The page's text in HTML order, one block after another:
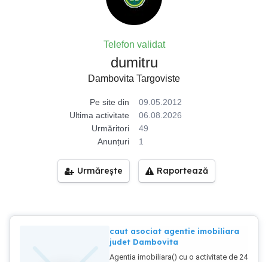
Telefon validat
dumitru
Dambovita Targoviste
Pe site din
09.05.2012
Ultima activitate
06.08.2026
Urmăritori
49
Anunțuri
1
Urmărește Raportează
caut asociat agentie imobiliara
judet Dambovita
Agentia imobiliara() cu o activitate de 24